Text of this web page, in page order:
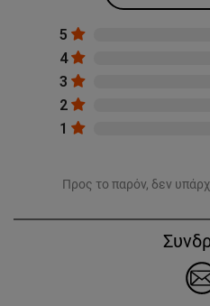
5
4
3
2
1
Προς το παρόν, δεν